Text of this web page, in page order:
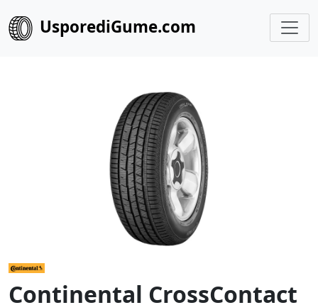
UsporediGume.com
Continental CrossContact